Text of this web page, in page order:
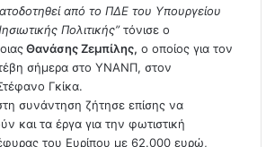
από το ΠΔΕ του Υπουργείου
Πολιτικής”τόνισε ο
Θανάσης Ζεμπίλης, ο οποίος για τον
σήμερα στο ΥΝΑΝΠ, στον
Γκίκα.
συνάντηση ζήτησε επίσης να
και τα έργα για την φωτιστική
του Ευρίπου με 62.000 ευρώ,